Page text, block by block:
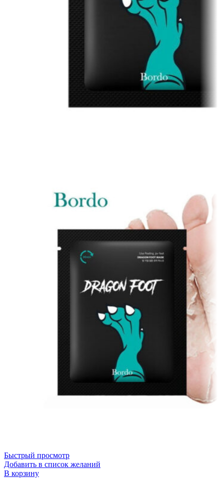
Быстрый просмотр
Добавить в список желаний
В корзину